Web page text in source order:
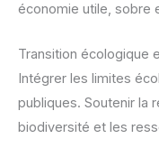
économie utile, sobre
Transition écologique
Intégrer les limites
publiques. Soutenir la
biodiversité et les